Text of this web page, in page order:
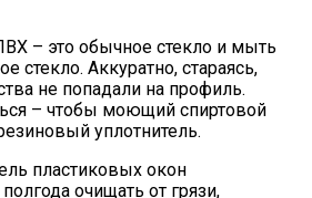
– это обычное стекло и мыть
стекло. Аккуратно, стараясь,
не попадали на профиль.
– чтобы моющий спиртовой
уплотнитель.
пластиковых окон
очищать от грязи,